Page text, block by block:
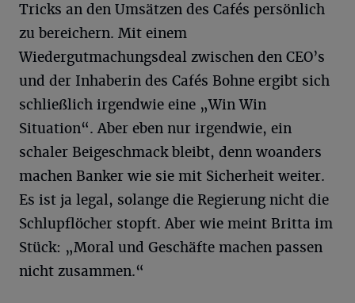
Tricks an den Umsätzen des Cafés persönlich
zu bereichern. Mit einem
Wiedergutmachungsdeal zwischen den CEO’s
und der Inhaberin des Cafés Bohne ergibt sich
schließlich irgendwie eine „Win Win
Situation“. Aber eben nur irgendwie, ein
schaler Beigeschmack bleibt, denn woanders
machen Banker wie sie mit Sicherheit weiter.
Es ist ja legal, solange die Regierung nicht die
Schlupflöcher stopft. Aber wie meint Britta im
Stück: „Moral und Geschäfte machen passen
nicht zusammen.“